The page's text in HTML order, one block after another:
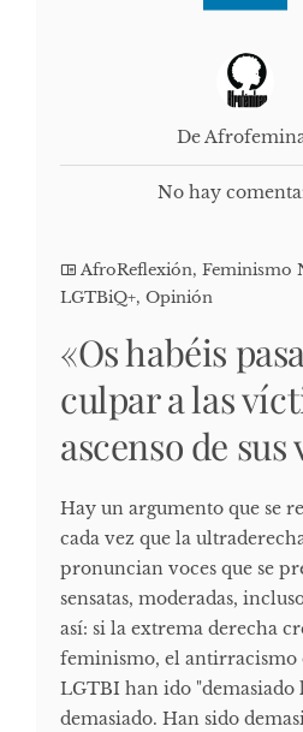
De
No hay
AfroReflexión, Feminismo
LGTBiQ+, Opinión
«Os habéis
culpar a las
ascenso de sus
Hay un argumento que se
cada vez que la
pronuncian voces que se
sensatas, moderadas,
así: si la extrema derecha
feminismo, el
LGTBI han ido "demasiado
demasiado. Han sido